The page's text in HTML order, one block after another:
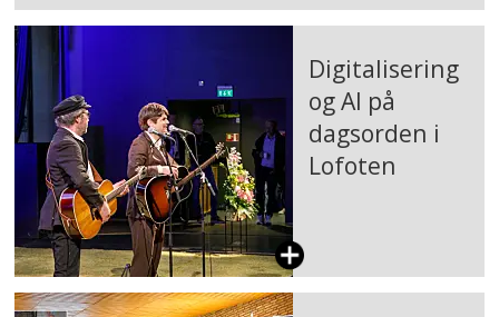
Digitalisering
og AI på
dagsorden i
Lofoten